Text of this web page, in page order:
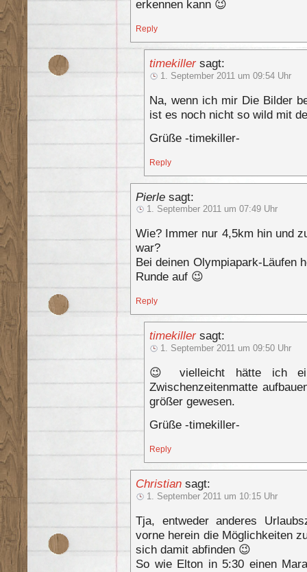
erkennen kann 😉
Reply
timekiller sagt:
1. September 2011 um 09:54 Uhr
Na, wenn ich mir Die Bilder
ist es noch nicht so wild mit
Grüße -timekiller-
Reply
Pierle sagt:
1. September 2011 um 07:49 Uhr
Wie? Immer nur 4,5km hin und
war?
Bei deinen Olympiapark-Läufen
Runde auf 😉
Reply
timekiller sagt:
1. September 2011 um 09:50 Uhr
😉 vielleicht hätte ich
Zwischenzeitenmatte
größer gewesen.
Grüße -timekiller-
Reply
Christian sagt:
1. September 2011 um 10:15 Uhr
Tja, entweder anderes
vorne herein die Möglichkeiten
sich damit abfinden 😉
So wie Elton in 5:30 einen